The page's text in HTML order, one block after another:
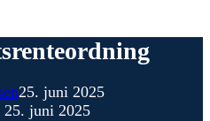
25. juni 2025
25. juni 2025